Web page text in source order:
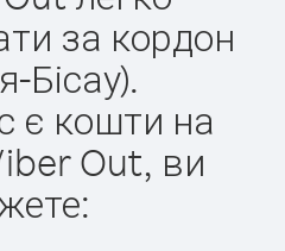
за кордон
Бісау).
є кошти на
Out, ви